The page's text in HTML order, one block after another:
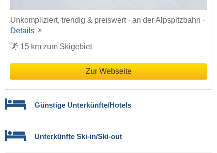
Unkompliziert, trendig & preiswert · an der Alpspitzbahn ·
Details
15 km zum Skigebiet
Zur Webseite
Günstige Unterkünfte/Hotels
Unterkünfte Ski-in/Ski-out